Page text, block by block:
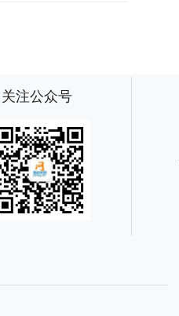
关注公众号